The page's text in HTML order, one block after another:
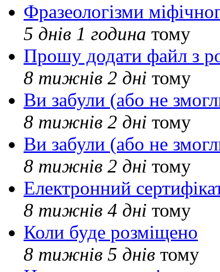
Фразеологізми
5 днів 1 година тому
Прошу додати файл з
8 тижнів 2 дні тому
Ви забули (або не
8 тижнів 2 дні тому
Ви забули (або не
8 тижнів 2 дні тому
Електронний
8 тижнів 4 дні тому
Коли буде розміщено
8 тижнів 5 днів тому